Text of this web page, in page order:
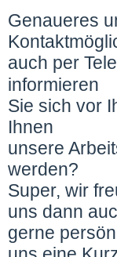
Genaueres
auch per
informieren
Sie sich vor
Ihnen
unsere
werden?
Super, wir
uns dann
gerne